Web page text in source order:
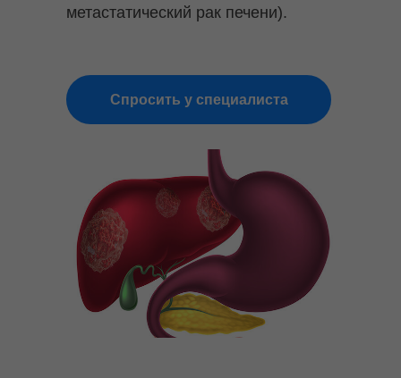
метастатический рак печени).
Спросить у специалиста